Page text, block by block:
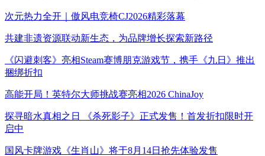
次元热力全开｜傲风电竞椅CJ2026精彩落幕
共建非遗资源联动新生态，为品牌增长探索新路径
《闪避刺客》亮相Steam赛博朋克游戏节，携手《九日》推出
捆绑折扣
高能开局！英特尔大师挑战赛亮相2026 ChinaJoy
探寻暗水真相之日 《杀死影子》正式发售！首发折扣限时开
启中
国风卡牌游戏《生肖山》将于8月14日抢先体验发售